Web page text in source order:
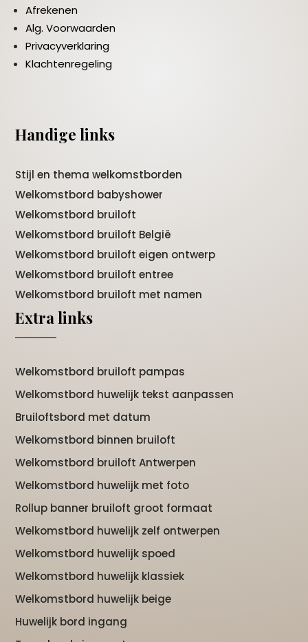
Afrekenen
Alg. Voorwaarden
Privacyverklaring
Klachtenregeling
Handige links
Stijl en thema welkomstborden
Welkomstbord babyshower
Welkomstbord bruiloft
Welkomstbord bruiloft België
Welkomstbord bruiloft eigen ontwerp
Welkomstbord bruiloft entree
Welkomstbord bruiloft met namen
Extra links
Welkomstbord bruiloft pampas
Welkomstbord huwelijk tekst aanpassen
Bruiloftsbord met datum
Welkomstbord binnen bruiloft
Welkomstbord bruiloft Antwerpen
Welkomstbord huwelijk met foto
Rollup banner bruiloft groot formaat
Welkomstbord huwelijk zelf ontwerpen
Welkomstbord huwelijk spoed
Welkomstbord huwelijk klassiek
Welkomstbord huwelijk beige
Huwelijk bord ingang